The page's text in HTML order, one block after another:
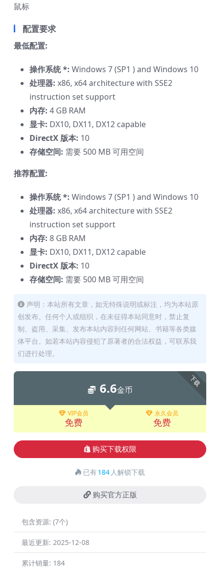
鼠标
配置要求
最低配置:
操作系统 *: Windows 7 (SP1 ) and Windows 10
处理器: x86, x64 architecture with SSE2
instruction set support
内存: 4 GB RAM
显卡: DX10, DX11, DX12 capable
DirectX 版本: 10
存储空间: 需要 500 MB 可用空间
推荐配置:
操作系统 *: Windows 7 (SP1 ) and Windows 10
处理器: x86, x64 architecture with SSE2
instruction set support
内存: 8 GB RAM
显卡: DX10, DX11, DX12 capable
DirectX 版本: 10
存储空间: 需要 500 MB 可用空间
声明：本站所有文章，如无特殊说明或标注，均为本站原
创发布。任何个人或组织，在未征得本站同意时，禁止复
制、盗用、采集、发布本站内容到任何网站、书籍等各类媒
体平台。如若本站内容侵犯了原著者的合法权益，可联系我
们进行处理。
下载
6.6金币
VIP会员
免费
永久会员
免费
购买下载权限
已有184 人解锁下载
购买官方正版
包含资源: (7个)
最近更新: 2025-12-08
累计销量: 184